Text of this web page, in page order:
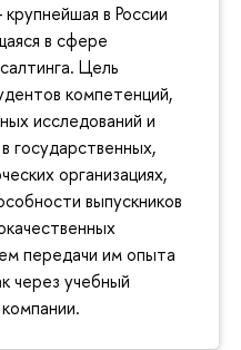
в России
в сфере
Цель
компетенций,
исследований и
государственных,
организациях,
выпускников
передачи им опыта
через учебный